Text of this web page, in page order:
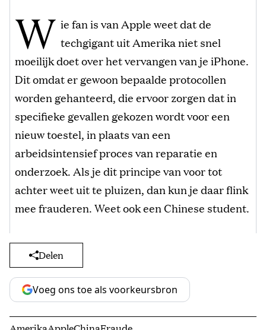
W ie fan is van Apple weet dat de
techgigant uit Amerika niet snel
moeilijk doet over het vervangen van je iPhone.
Dit omdat er gewoon bepaalde protocollen
worden gehanteerd, die ervoor zorgen dat in
specifieke gevallen gekozen wordt voor een
nieuw toestel, in plaats van een
arbeidsintensief proces van reparatie en
onderzoek. Als je dit principe van voor tot
achter weet uit te pluizen, dan kun je daar flink
mee frauderen. Weet ook een Chinese student.
Delen
Voeg ons toe als voorkeursbron